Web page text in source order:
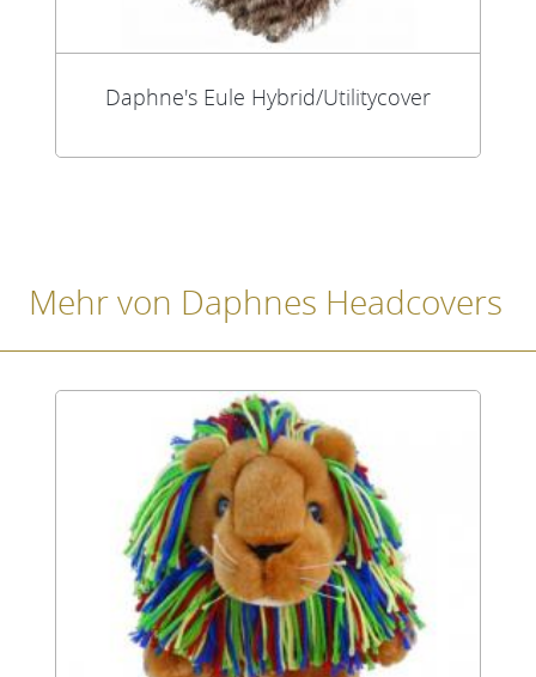
Daphne's Eule Hybrid/Utilitycover
Mehr von Daphnes Headcovers